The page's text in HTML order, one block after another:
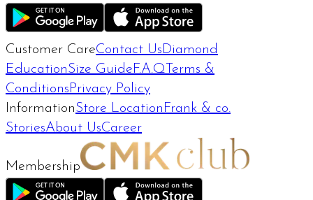
Customer CareContact UsDiamond
EducationSize GuideF.A.Q Terms &
ConditionsPrivacy Policy
InformationStore Location Frank & co.
StoriesAbout UsCareer
Membership